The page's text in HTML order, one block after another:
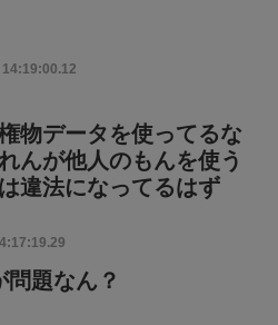
14:19:00.12
物データを使ってるな
んが他人のもんを使う
違法になってるはず
題なん？